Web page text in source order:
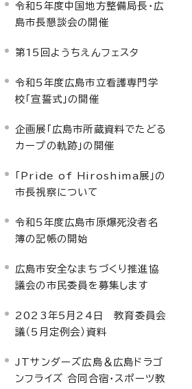
令和5年度中国地方整備局長・広
島市長懇談会の開催
第15回ようちえんフェスタ
令和5年度広島市立看護専門学
校「宣誓式」の開催
企画展「広島市所蔵資料でたどる
カープの軌跡」の開催
「Pride of Hiroshima展」の
市長視察について
令和5年度広島市原爆死没者名
簿の記帳の開始
広島市安全なまちづくり推進協
議会の市民委員を募集します
2023年5月24日 教育委員会
議（5月定例会）資料
JTサンダーズ広島＆広島ドラゴ
ンフライズ 合同合宿・スポーツ教